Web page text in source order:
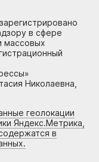
в сфере
массовых
Николаевна,
геолокации
Яндекс.Метрика,
в